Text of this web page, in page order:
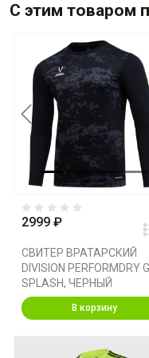
С этим товаром
Previous
2999 ₽
СВИТЕР ВРАТАРСКИЙ
DIVISION PERFORMDRY
SPLASH, ЧЕРНЫЙ
В корзину